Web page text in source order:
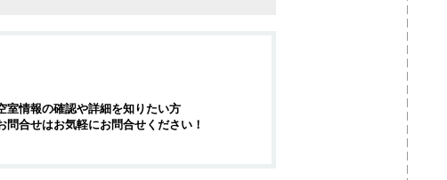
室情報の確認や詳細を知りたい方
問合せはお気軽にお問合せください！